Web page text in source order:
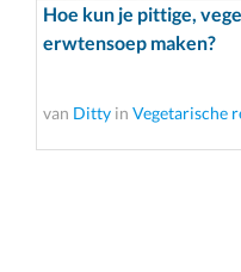
Hoe kun je pittige,
erwtensoep maken?
van Ditty in Vegetarische